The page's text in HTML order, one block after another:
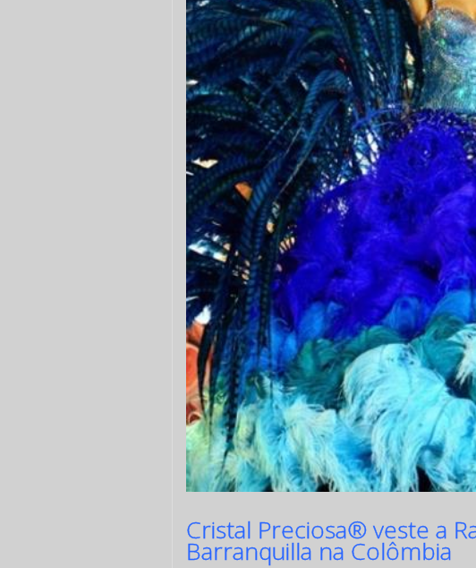
Cristal Preciosa® veste a
Barranquilla na Colômbia